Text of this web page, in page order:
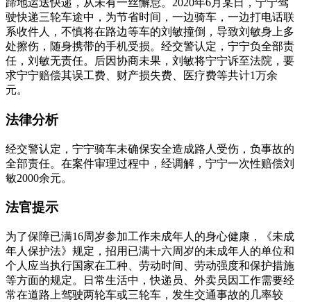
蹄地运送快递，从未有一丝懈怠。2020年6月某日，宁宁驾
驶快递三轮车途中，为节省时间，一边骑车，一边打电话联
系收件人，不慎将在路边等车的刘敏撞倒，导致刘敏身上多
处擦伤，随身携带的手机受损。经交警认定，宁宁负全部责
任，刘敏无责任。后因协商未果，刘敏将宁宁诉至法院，要
求宁宁赔偿其误工费、财产损失费、医疗费等共计1万余
元。
法律分析
经交警认定，宁宁骑车未确保安全造成路人受伤，负事故的
全部责任。在案件审理过程中，经调解，宁宁一次性赔偿刘
敏2000余元。
法官提示
为了保障已满16周岁参加工作未成年人的身心健康，《未成
年人保护法》规定，招用已满十六周岁的未成年人的单位和
个人应当执行国家在工种、劳动时间、劳动强度和保护措施
等方面的规定。日常生活中，快递员、外卖员因工作需要经
常在道路上驾驶两轮车或三轮车，发生交通事故的几率较